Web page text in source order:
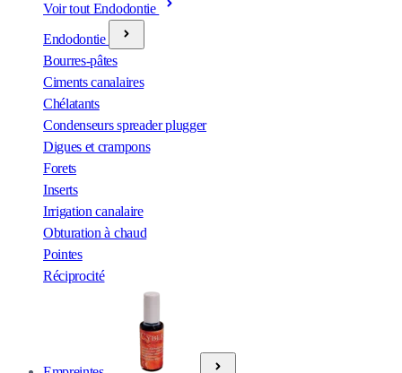
Voir tout Endodontie
Endodontie
Bourres-pâtes
Ciments canalaires
Chélatants
Condenseurs spreader plugger
Digues et crampons
Forets
Inserts
Irrigation canalaire
Obturation à chaud
Pointes
Réciprocité